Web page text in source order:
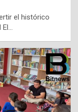
el histórico
El…